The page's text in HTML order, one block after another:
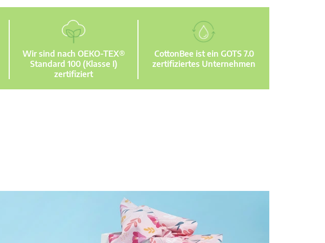
Wir sind nach OEKO-TEX®
Standard 100 (Klasse I)
zertifiziert
CottonBee ist ein GOTS 7.0
zertifiziertes Unternehmen